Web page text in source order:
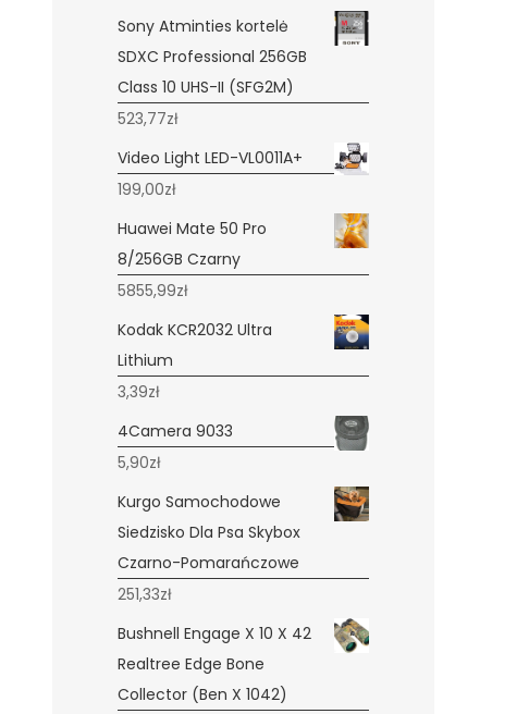
Sony Atminties kortelė
SDXC Professional 256GB
Class 10 UHS-II (SFG2M)
523,77zł
Video Light LED-VL0011A+
199,00zł
Huawei Mate 50 Pro
8/256GB Czarny
5855,99zł
Kodak KCR2032 Ultra
Lithium
3,39zł
4Camera 9033
5,90zł
Kurgo Samochodowe
Siedzisko Dla Psa Skybox
Czarno-Pomarańczowe
251,33zł
Bushnell Engage X 10 X 42
Realtree Edge Bone
Collector (Ben X 1042)